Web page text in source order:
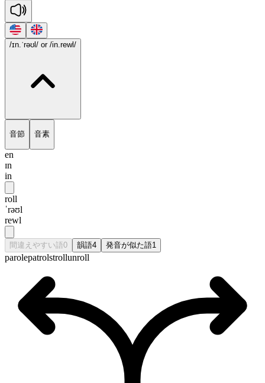
/ɪn.ˈrəʊl/ or /in.rewl/
音節 音素
en
ɪn
in
roll
ˈrəʊl
rewl
間違えやすい語0 韻語4 発音が似た語1
parolepatrolstrollunroll